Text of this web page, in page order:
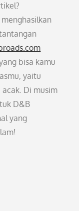
bisa kamu
yaitu
Di musim
D&B
yang